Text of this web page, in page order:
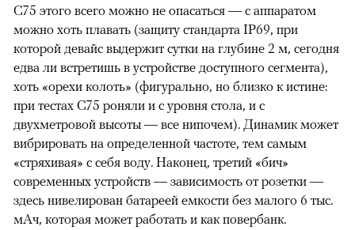
C75 этого всего можно не опасаться — с аппаратом
можно хоть плавать (защиту стандарта IP69, при
которой девайс выдержит сутки на глубине 2 м, сегодня
едва ли встретишь в устройстве доступного сегмента),
хоть «орехи колоть» (фигурально, но близко к истине:
при тестах С75 роняли и с уровня стола, и с
двухметровой высоты — все нипочем). Динамик может
вибрировать на определенной частоте, тем самым
«стряхивая» с себя воду. Наконец, третий «бич»
современных устройств — зависимость от розетки —
здесь нивелирован батареей емкости без малого 6 тыс.
мАч, которая может работать и как повербанк.